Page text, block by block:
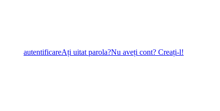
autentificareAți uitat parola?Nu aveți cont? Creați-l!